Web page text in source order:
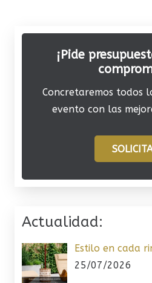
¡Pide
Concretaremos todos
evento con las
Actualidad:
Estilo en cada
25/07/2026